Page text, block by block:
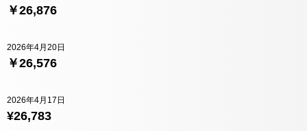
￥26,876
￥26,576
2026年4月20日
¥26,783
2026年4月17日